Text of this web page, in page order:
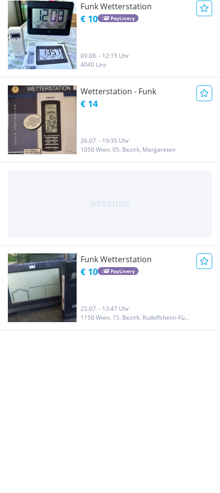
Funk Wetterstation
€ 10 PayLivery
09.08. - 12:15 Uhr
4040 Linz
Wetterstation - Funk
€ 14
26.07. - 19:35 Uhr
1050 Wien, 05. Bezirk, Margareten
Funk Wetterstation
€ 10 PayLivery
25.07. - 13:47 Uhr
1150 Wien, 15. Bezirk, Rudolfsheim-Fünfhaus